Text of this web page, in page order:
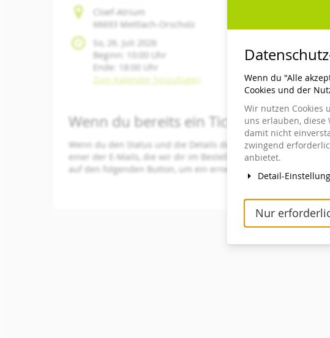
Cloef-Atrium
66693 Mettlach-Orscholz
So, 26. Juli 2026
Beginn:
10:00
Uhr
Ende:
18:00
Uhr
Zum Kalender hinzufügen
Wenn du bereits ein Ticket bestellt
Wenn du den Status und die Details deiner Bestellung
einer der E-Mails, die wir dir im Bestellvorgang geschickt
auf den folgenden Button, um ein erneutes Zusenden des
Wenn du "Alle
Cookies und der
Wir nutzen Cookies
uns erlauben, diese
damit nicht
zwingend
anbietet.
Detail-
Nur